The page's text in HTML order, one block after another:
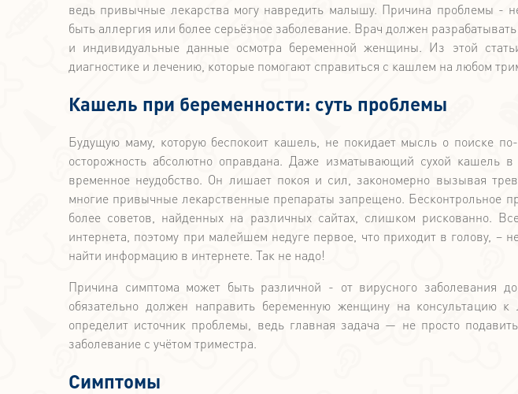
ведь привычные лекарства могу навредить малышу. Причина проблемы -
быть аллергия или более серьёзное заболевание. Врач должен
и индивидуальные данные осмотра беременной женщины. Из этой
диагностике и лечению, которые помогают справиться с кашлем на любом
Кашель при беременности: суть проблемы
Будущую маму, которую беспокоит кашель, не покидает мысль о поиске
осторожность абсолютно оправдана. Даже изматывающий сухой кашель
временное неудобство. Он лишает покоя и сил, закономерно вызывая
многие привычные лекарственные препараты запрещено. Бесконтрольное
более советов, найденных на различных сайтах, слишком рискованно.
интернета, поэтому при малейшем недуге первое, что приходит в голову, –
найти информацию в интернете. Так не надо!
Причина симптома может быть различной - от вирусного заболевания
обязательно должен направить беременную женщину на консультацию
определит источник проблемы, ведь главная задача — не просто
заболевание с учётом триместра.
Симптомы